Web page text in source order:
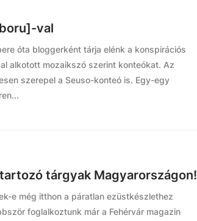
val
óta bloggerként tárja elénk a konspirációs
alkotott mozaikszó szerint konteókat. Az
szerepel a Seuso-konteó is. Egy-egy
tárgyak Magyarországon!
e még itthon a páratlan ezüstkészlethez
foglalkoztunk már a Fehérvár magazin